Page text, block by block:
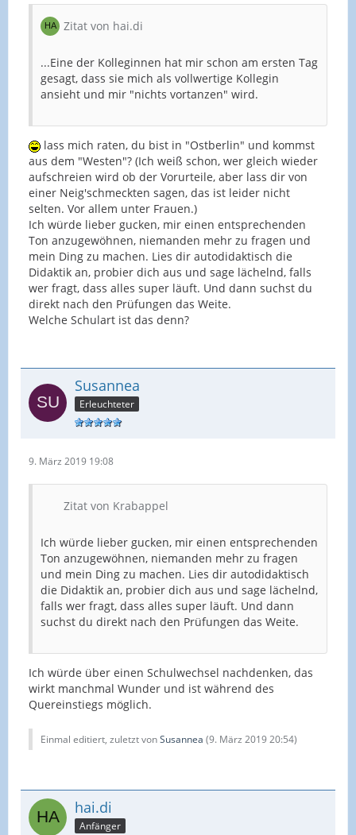
Zitat von hai.di
...Eine der Kolleginnen hat mir schon am ersten Tag
gesagt, dass sie mich als vollwertige Kollegin
ansieht und mir "nichts vortanzen" wird.
lass mich raten, du bist in "Ostberlin" und kommst
aus dem "Westen"? (Ich weiß schon, wer gleich wieder
aufschreien wird ob der Vorurteile, aber lass dir von
einer Neig'schmeckten sagen, das ist leider nicht
selten. Vor allem unter Frauen.)
Ich würde lieber gucken, mir einen entsprechenden
Ton anzugewöhnen, niemanden mehr zu fragen und
mein Ding zu machen. Lies dir autodidaktisch die
Didaktik an, probier dich aus und sage lächelnd, falls
wer fragt, dass alles super läuft. Und dann suchst du
direkt nach den Prüfungen das Weite.
Welche Schulart ist das denn?
Susannea
Erleuchteter
9. März 2019 19:08
Zitat von Krabappel
Ich würde lieber gucken, mir einen entsprechenden
Ton anzugewöhnen, niemanden mehr zu fragen
und mein Ding zu machen. Lies dir autodidaktisch
die Didaktik an, probier dich aus und sage lächelnd,
falls wer fragt, dass alles super läuft. Und dann
suchst du direkt nach den Prüfungen das Weite.
Ich würde über einen Schulwechsel nachdenken, das
wirkt manchmal Wunder und ist während des
Quereinstiegs möglich.
Einmal editiert, zuletzt vonSusannea (9. März 2019 20:54)
hai.di
Anfänger